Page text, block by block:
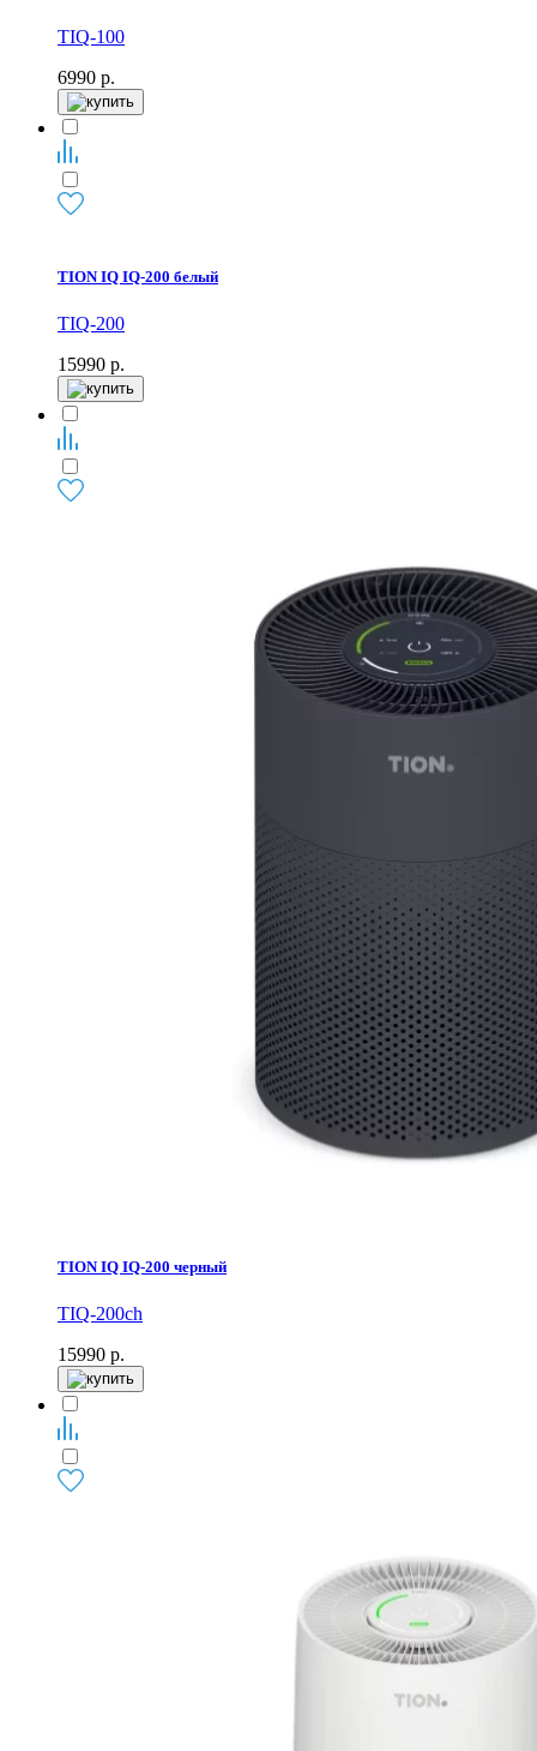
TIQ-100
6990 р.
TION IQ IQ-200 белый
TIQ-200
15990 р.
TION IQ IQ-200 черный
TIQ-200ch
15990 р.